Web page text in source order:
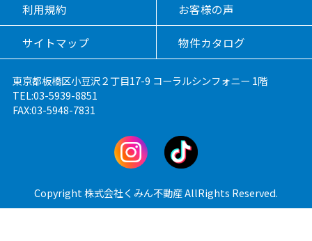
利用規約 お客様の声
サイトマップ 物件カタログ
東京都板橋区小豆沢２丁目17-9 コーラルシンフォニー 1階
TEL:03-5939-8851
FAX:03-5948-7831
Copyright 株式会社くみん不動産 AllRights Reserved.